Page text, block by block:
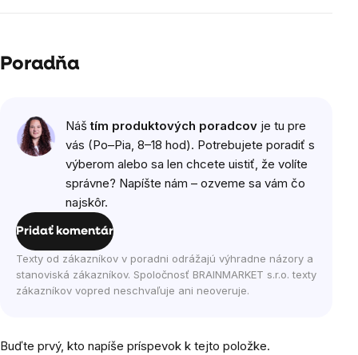
Poradňa
Náštím produktových poradcov je tu pre
vás (Po–Pia, 8–18 hod). Potrebujete poradiť s
výberom alebo sa len chcete uistiť, že volíte
správne? Napíšte nám – ozveme sa vám čo
najskôr.
Pridať komentár
Texty od zákazníkov v poradni odrážajú výhradne názory a
stanoviská zákazníkov. Spoločnosť BRAINMARKET s.r.o. texty
zákazníkov vopred neschvaľuje ani neoveruje.
Buďte prvý, kto napíše príspevok k tejto položke.